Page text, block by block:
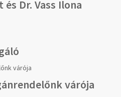
és Dr. Vass Ilona
várója